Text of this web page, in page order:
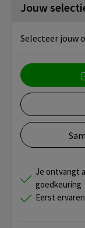
Jouw
Selecteer jouw
Je ontvangt
goedkeuring
Eerst